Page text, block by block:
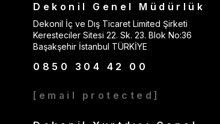
Dekonil Genel Müdürlük
Dekonil İç ve Dış Ticaret Limited Şirketi
Keresteciler Sitesi 22. Sk. 23. Blok No:36
Başakşehir İstanbul TÜRKİYE
0850 304 42 00
[email protected]